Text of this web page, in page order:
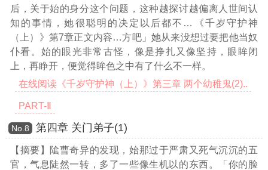
后，关于始的身分这个问题，这种越探讨越偏离人世间认
知的事情，她很聪明的决定以后都不 …《千岁守护神
（上）》第7章正文内容…方吧」她从来没想过要把他当奴
仆看。始的眼光非常古怪，像是挣扎又像坚持，眼眸闭
上，再睁开，便觉得眸色之中有了什么不一样。
在线阅读《千岁守护神（上）》第三章 两个幼稚鬼(2)..
PART-Ⅱ
Νο.8 第四章 关门弟子(1)
【摘要】隂曹奇异的发现，始那过于严肃又死气沉沉的五
官，气息陡然一转，多了一些像生机以的东西。「你的脸